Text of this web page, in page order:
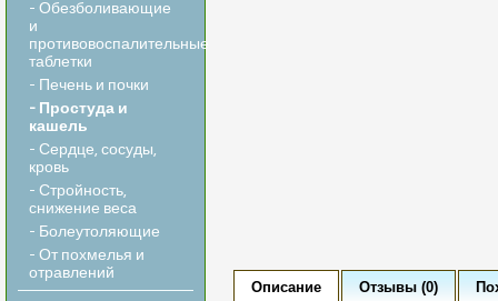
- Обезболивающие
и
противовоспалительные
таблетки
- Печень и почки
- Простуда и
кашель
- Сердце, сосуды,
кровь
- Стройность,
снижение веса
- Болеутоляющие
- От похмелья и
отравлений
Описание Отзывы (0)